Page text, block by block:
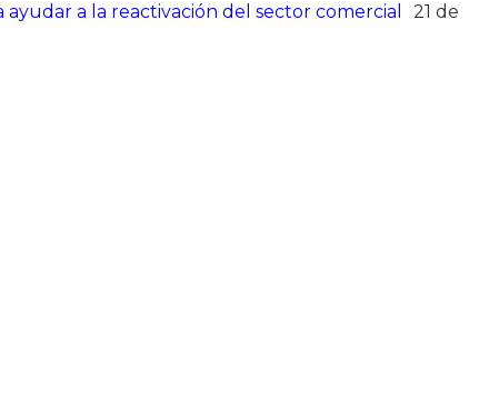
a la reactivación del sector comercial
21 de